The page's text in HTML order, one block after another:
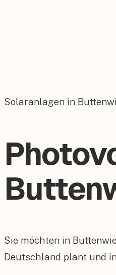
Solaranlagen in
Sie möchten in
Deutschland plant und